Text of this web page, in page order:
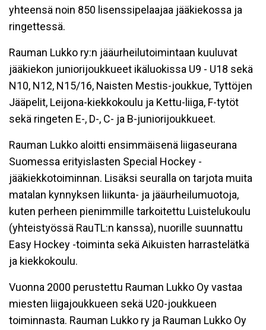
yhteensä noin 850 lisenssipelaajaa jääkiekossa ja
ringettessä.
Rauman Lukko ry:n jääurheilutoimintaan kuuluvat
jääkiekon juniorijoukkueet ikäluokissa U9 - U18 sekä
N10, N12, N15/16, Naisten Mestis-joukkue, Tyttöjen
Jääpelit, Leijona-kiekkokoulu ja Kettu-liiga, F-tytöt
sekä ringeten E-, D-, C- ja B-juniorijoukkueet.
Rauman Lukko aloitti ensimmäisenä liigaseurana
Suomessa erityislasten Special Hockey -
jääkiekkotoiminnan. Lisäksi seuralla on tarjota muita
matalan kynnyksen liikunta- ja jääurheilumuotoja,
kuten perheen pienimmille tarkoitettu Luistelukoulu
(yhteistyössä RauTL:n kanssa), nuorille suunnattu
Easy Hockey -toiminta sekä Aikuisten harrastelätkä
ja kiekkokoulu.
Vuonna 2000 perustettu Rauman Lukko Oy vastaa
miesten liigajoukkueen sekä U20-joukkueen
toiminnasta. Rauman Lukko ry ja Rauman Lukko Oy